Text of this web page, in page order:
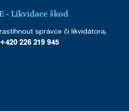
- Likvidace škod
správce či likvidátora,
+420 226 219 945